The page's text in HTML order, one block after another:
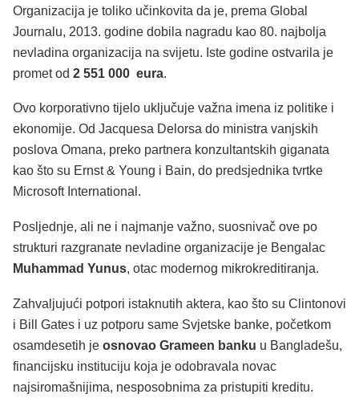
Organizacija je toliko učinkovita da je, prema Global
Journalu, 2013. godine dobila nagradu kao 80. najbolja
nevladina organizacija na svijetu. Iste godine ostvarila je
promet od 2 551 000 eura.
Ovo korporativno tijelo uključuje važna imena iz politike i
ekonomije. Od Jacquesa Delorsa do ministra vanjskih
poslova Omana, preko partnera konzultantskih giganata
kao što su Ernst & Young i Bain, do predsjednika tvrtke
Microsoft International.
Posljednje, ali ne i najmanje važno, suosnivač ove po
strukturi razgranate nevladine organizacije je Bengalac
Muhammad Yunus, otac modernog mikrokreditiranja.
Zahvaljujući potpori istaknutih aktera, kao što su Clintonovi
i Bill Gates i uz potporu same Svjetske banke, početkom
osamdesetih je osnovao Grameen banku u Bangladešu,
financijsku instituciju koja je odobravala novac
najsiromašnijima, nesposobnima za pristupiti kreditu.